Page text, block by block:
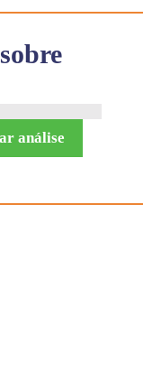
análise